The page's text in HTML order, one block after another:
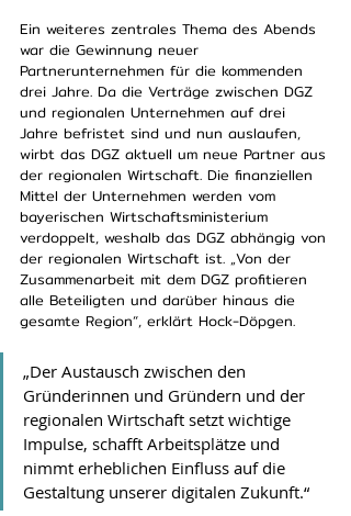
Ein weiteres zentrales Thema des Abends
war die Gewinnung neuer
Partnerunternehmen für die kommenden
drei Jahre. Da die Verträge zwischen DGZ
und regionalen Unternehmen auf drei
Jahre befristet sind und nun auslaufen,
wirbt das DGZ aktuell um neue Partner aus
der regionalen Wirtschaft. Die finanziellen
Mittel der Unternehmen werden vom
bayerischen Wirtschaftsministerium
verdoppelt, weshalb das DGZ abhängig von
der regionalen Wirtschaft ist. „Von der
Zusammenarbeit mit dem DGZ profitieren
alle Beteiligten und darüber hinaus die
gesamte Region“, erklärt Hock-Döpgen.
„Der Austausch zwischen den
Gründerinnen und Gründern und der
regionalen Wirtschaft setzt wichtige
Impulse, schafft Arbeitsplätze und
nimmt erheblichen Einfluss auf die
Gestaltung unserer digitalen Zukunft.“